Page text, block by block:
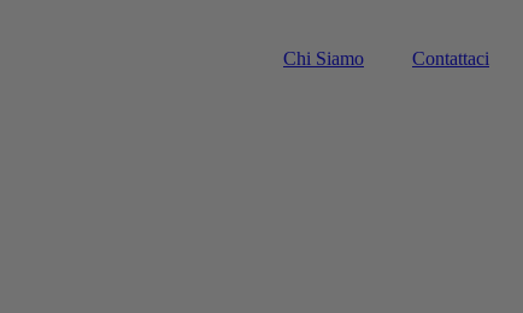
Chi Siamo
Contattaci